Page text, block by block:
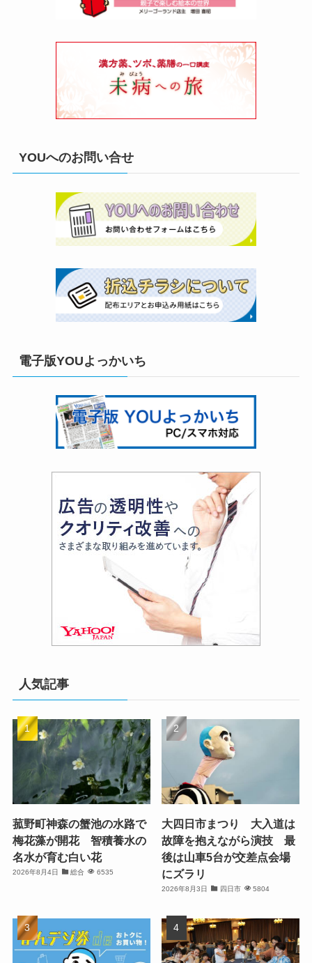
YOUへのお問い合せ
電子版YOUよっかいち
人気記事
菰野町神森の蟹池の水路で
梅花藻が開花 智積養水の
名水が育む白い花
2026年8月4日 総合 6535
大四日市まつり 大入道は
故障を抱えながら演技 最
後は山車5台が交差点会場
にズラリ
2026年8月3日 四日市 5804